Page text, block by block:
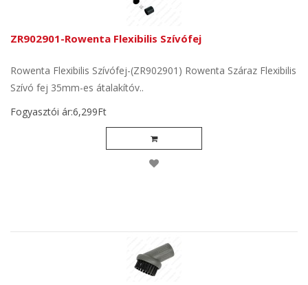
ZR902901-Rowenta Flexibilis Szívófej
Rowenta Flexibilis Szívófej-(ZR902901) Rowenta Száraz Flexibilis
Szívó fej 35mm-es átalakítóv..
Fogyasztói ár:6,299Ft